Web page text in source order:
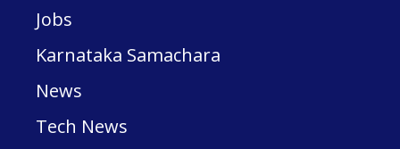
Jobs
Karnataka Samachara
News
Tech News